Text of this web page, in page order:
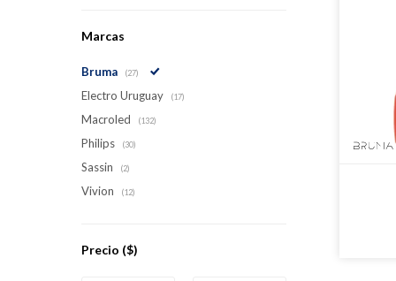
Marcas
Bruma (27)
Electro Uruguay (17)
Macroled (132)
Philips (30)
Sassin (2)
Vivion (12)
Precio ($)